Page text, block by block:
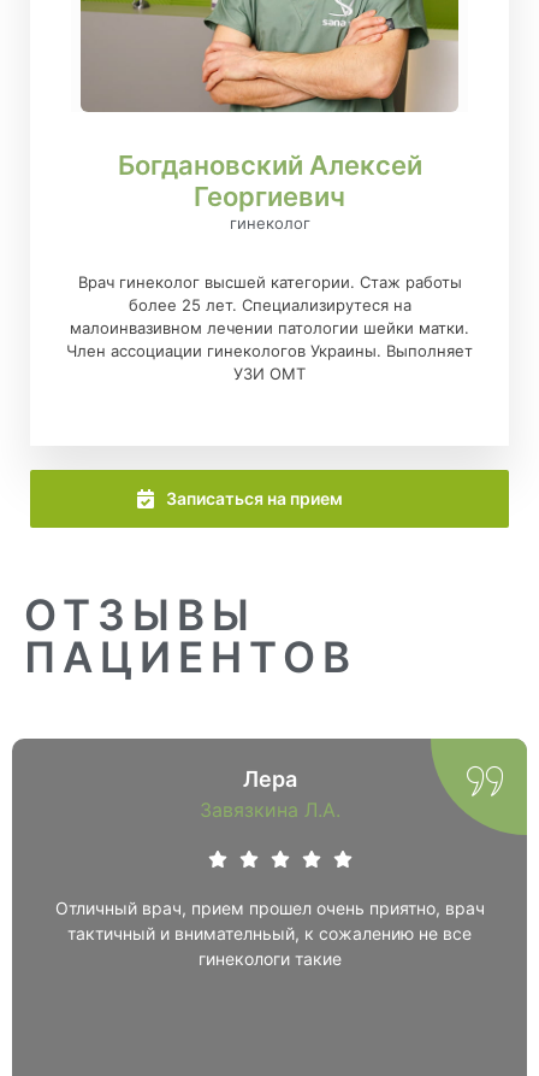
Богдановский Алексей
Георгиевич
гинеколог
Врач гинеколог высшей категории. Стаж работы
более 25 лет. Специализирутеся на
малоинвазивном лечении патологии шейки матки.
Член ассоциации гинекологов Украины. Выполняет
УЗИ ОМТ
Записаться на прием
ОТЗЫВЫ
ПАЦИЕНТОВ
Лера
Завязкина Л.А.
Отличный врач, прием прошел очень приятно, врач
тактичный и внимателньый, к сожалению не все
гинекологи такие